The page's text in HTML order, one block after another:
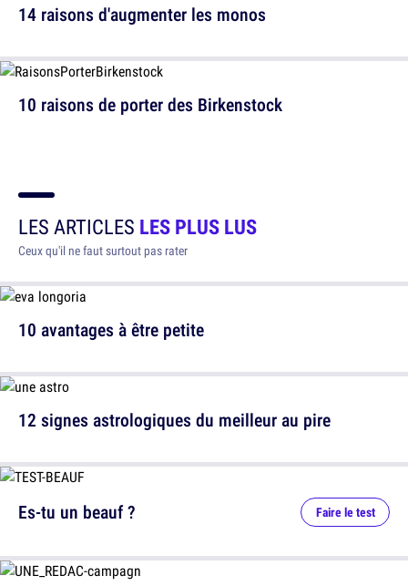
14 raisons d'augmenter les monos
10 raisons de porter des Birkenstock
LES ARTICLES LES PLUS LUS
Ceux qu'il ne faut surtout pas rater
10 avantages à être petite
12 signes astrologiques du meilleur au pire
Es-tu un beauf ? Faire le test